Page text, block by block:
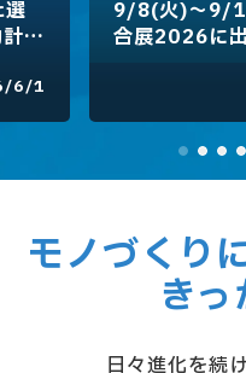
算
6/1
9/8(火)～9/
合展2026に
モノづくり
きっ
日々進化を続